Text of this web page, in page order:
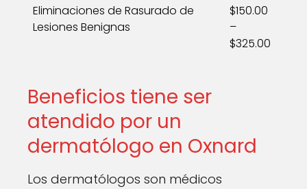
Eliminaciones de Rasurado de
Lesiones Benignas
$150.00
–
$325.00
Beneficios tiene ser
atendido por un
dermatólogo en Oxnard
Los dermatólogos son médicos